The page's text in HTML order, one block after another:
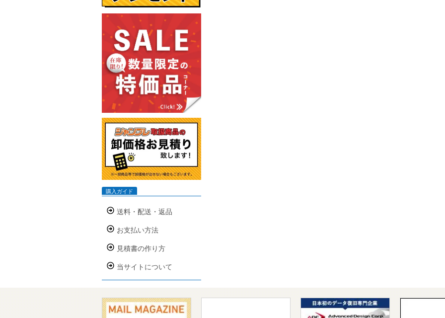
購入ガイド
送料・配送・返品
お支払い方法
見積書の作り方
当サイトについて